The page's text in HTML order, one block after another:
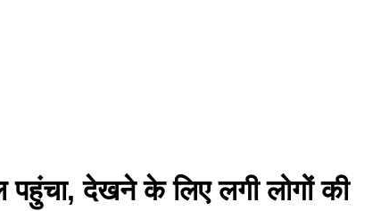
पहुंचा, देखने के लिए लगी लोगों की